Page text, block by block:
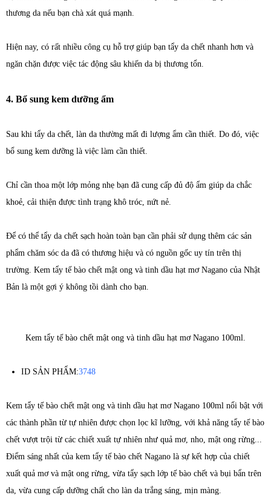
thương da nếu bạn chà xát quá mạnh.
Hiện nay, có rất nhiều công cụ hỗ trợ giúp bạn tẩy da chết nhanh hơn và
ngăn chặn được việc tác động sâu khiến da bị thương tổn.
4. Bổ sung kem dưỡng ẩm
Sau khi tẩy da chết, làn da thường mất đi lượng ẩm cần thiết. Do đó, việc
bổ sung kem dưỡng là việc làm cần thiết.
Chỉ cần thoa một lớp mỏng nhẹ bạn đã cung cấp đủ độ ẩm giúp da chắc
khoẻ, cải thiện được tình trạng khô tróc, nứt nẻ.
Để có thể tẩy da chết sạch hoàn toàn bạn cần phải sử dụng thêm các sản
phẩm chăm sóc da đã có thương hiệu và có nguồn gốc uy tín trên thị
trường. Kem tẩy tế bào chết mật ong và tinh dầu hạt mơ Nagano của Nhật
Bản là một gợi ý không tồi dành cho bạn.
Kem tẩy tế bào chết mật ong và tinh dầu hạt mơ Nagano 100ml.
ID SẢN PHẨM:3748
Kem tẩy tế bào chết mật ong và tinh dầu hạt mơ Nagano 100ml nổi bật với
các thành phần từ tự nhiên được chọn lọc kĩ lưỡng, với khả năng tẩy tế bào
chết vượt trội từ các chiết xuất tự nhiên như quả mơ, nho, mật ong rừng...
Điểm sáng nhất của kem tẩy tế bào chết Nagano là sự kết hợp của chiết
xuất quả mơ và mật ong rừng, vừa tẩy sạch lớp tế bào chết và bụi bẩn trên
da, vừa cung cấp dưỡng chất cho làn da trắng sáng, mịn màng.